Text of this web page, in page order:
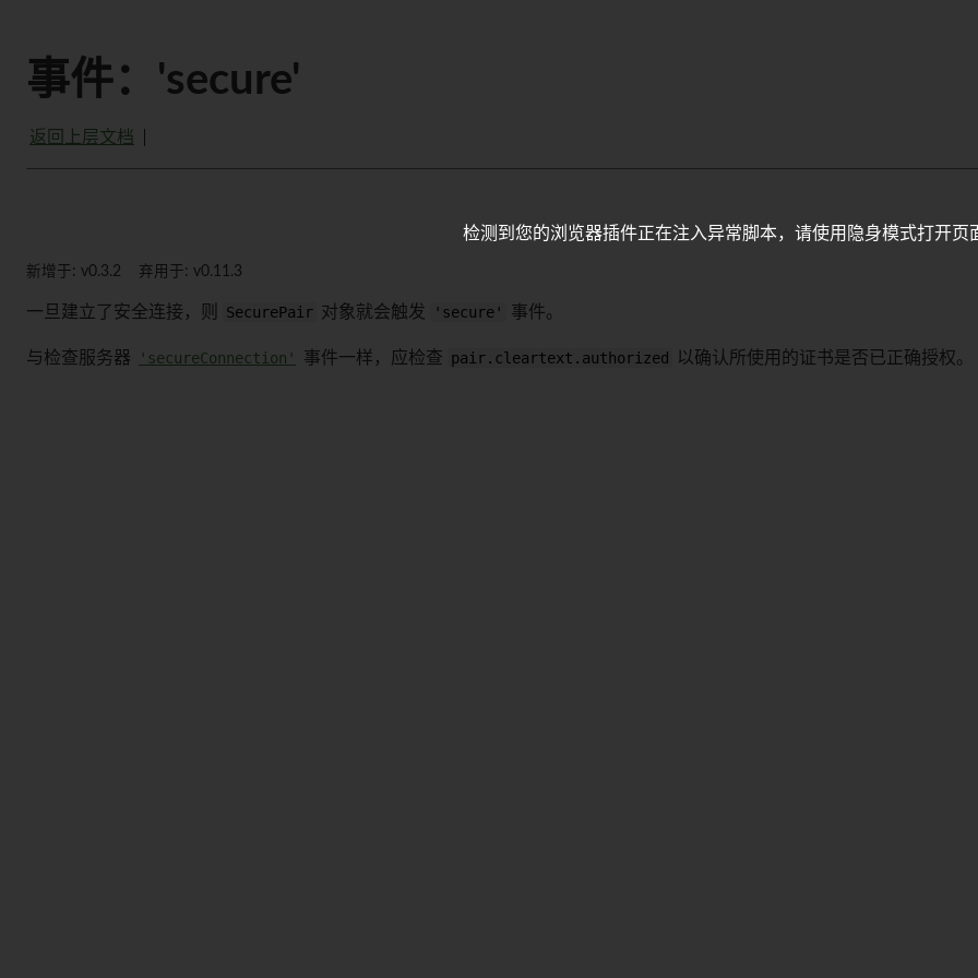
事件：'secure'
返回上层文档
新增于: v0.3.2 弃用于: v0.11.3
一旦建立了安全连接，则 SecurePair 对象就会触发 'secure' 事件。
与检查服务器 'secureConnection' 事件一样，应检查 pair.cleartext.authorized 以确认所使用的证书是否已正确授权。
检测到您的浏览器插件正在注入异常脚本，请使用隐身模式打开页